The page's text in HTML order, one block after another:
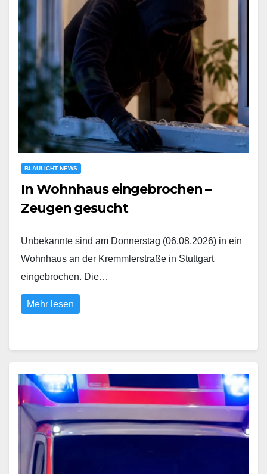
BLAULICHT NEWS
In Wohnhaus eingebrochen –
Zeugen gesucht
Unbekannte sind am Donnerstag (06.08.2026) in ein
Wohnhaus an der Kremmlerstraße in Stuttgart
eingebrochen. Die…
Mehr lesen